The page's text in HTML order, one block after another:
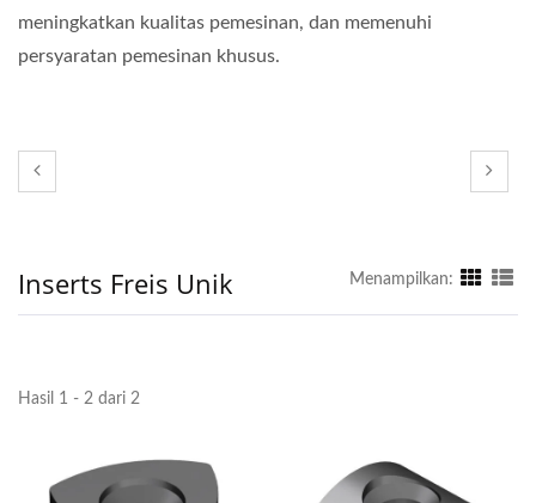
meningkatkan kualitas pemesinan, dan memenuhi
persyaratan pemesinan khusus.
Inserts Freis Unik Menampilkan:
Hasil 1 - 2 dari 2